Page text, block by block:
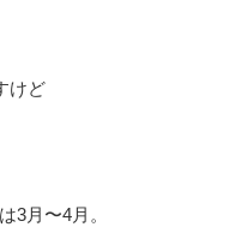
けど
3月〜4月。